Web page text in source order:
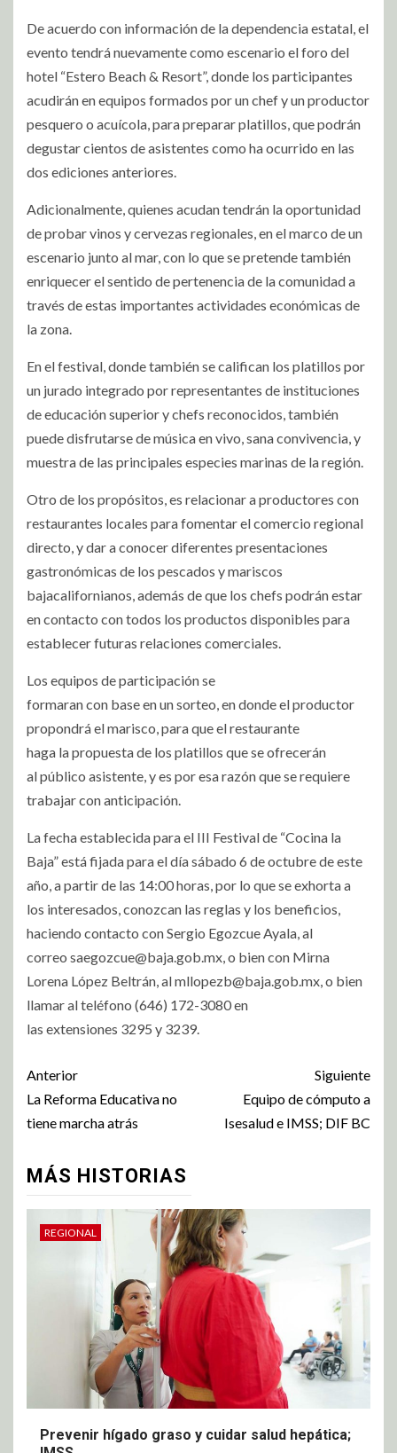
De acuerdo con información de la dependencia estatal, el
evento tendrá nuevamente como escenario el foro del
hotel “Estero Beach & Resort”, donde los participantes
acudirán en equipos formados por un chef y un productor
pesquero o acuícola, para preparar platillos, que podrán
degustar cientos de asistentes como ha ocurrido en las
dos ediciones anteriores.
Adicionalmente, quienes acudan tendrán la oportunidad
de probar vinos y cervezas regionales, en el marco de un
escenario junto al mar, con lo que se pretende también
enriquecer el sentido de pertenencia de la comunidad a
través de estas importantes actividades económicas de
la zona.
En el festival, donde también se califican los platillos por
un jurado integrado por representantes de instituciones
de educación superior y chefs reconocidos, también
puede disfrutarse de música en vivo, sana convivencia, y
muestra de las principales especies marinas de la región.
Otro de los propósitos, es relacionar a productores con
restaurantes locales para fomentar el comercio regional
directo, y dar a conocer diferentes presentaciones
gastronómicas de los pescados y mariscos
bajacalifornianos, además de que los chefs podrán estar
en contacto con todos los productos disponibles para
establecer futuras relaciones comerciales.
Los equipos de participación se
formaran con base en un sorteo, en donde el productor
propondrá el marisco, para que el restaurante
haga la propuesta de los platillos que se ofrecerán
al público asistente, y es por esa razón que se requiere
trabajar con anticipación.
La fecha establecida para el III Festival de “Cocina la
Baja” está fijada para el día sábado 6 de octubre de este
año, a partir de las 14:00 horas, por lo que se exhorta a
los interesados, conozcan las reglas y los beneficios,
haciendo contacto con Sergio Egozcue Ayala, al
correo saegozcue@baja.gob.mx , o bien con Mirna
Lorena López Beltrán, almllopezb@baja.gob.mx , o bien
llamar al teléfono (646) 172-3080 en
las extensiones 3295 y 3239.
Anterior
La Reforma Educativa no
tiene marcha atrás
Siguiente
Equipo de cómputo a
Isesalud e IMSS; DIF BC
MÁS HISTORIAS
REGIONAL
Prevenir hígado graso y cuidar salud hepática;